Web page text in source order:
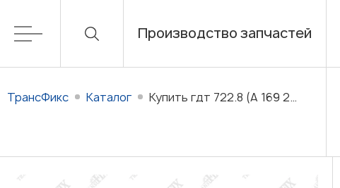
Производство запчастей
ТрансФикс Каталог Купить гдт 722.8 (A 169 250 00 02) для АКПП 722.8 (WFC280) в наличии/на заказ